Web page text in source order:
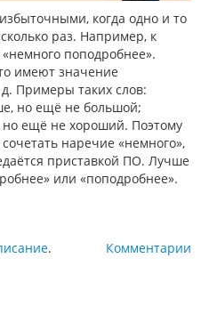
когда одно и то
раз. Например, к
поподробнее».
имеют значение
д. Примеры таких слов:
но ещё не большой;
ещё не хороший. Поэтому
наречие «немного»,
приставкой ПО. Лучше
или «поподробнее».
Комментарии
.